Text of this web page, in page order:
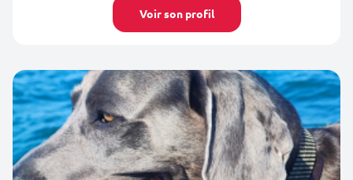
Voir son profil